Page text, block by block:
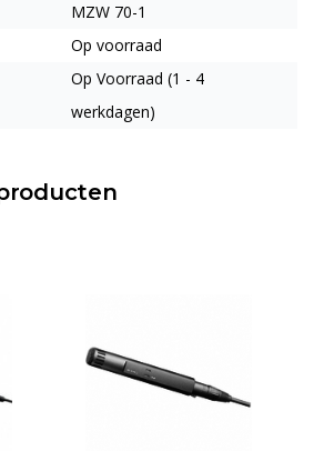
MZW 70-1
Op voorraad
Op Voorraad (1 - 4
werkdagen)